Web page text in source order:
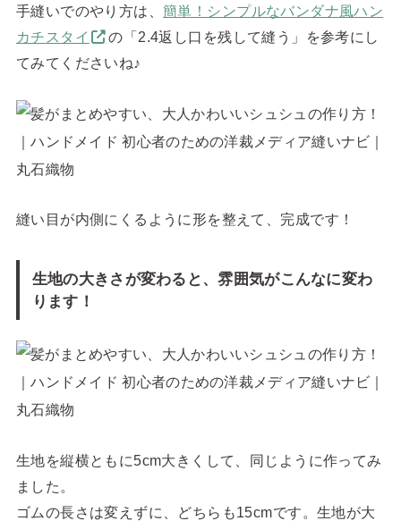
手縫いでのやり方は、簡単！シンプルなバンダナ風ハン
カチスタイ
の「2.4返し口を残して縫う」を参考にし
てみてくださいね♪
縫い目が内側にくるように形を整えて、完成です！
生地の大きさが変わると、雰囲気がこんなに変わ
ります！
生地を縦横ともに5cm大きくして、同じように作ってみ
ました。
ゴムの長さは変えずに、どちらも15cmです。生地が大